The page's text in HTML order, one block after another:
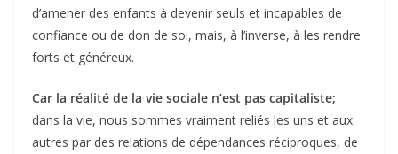
d’amener des enfants à devenir seuls et incapables de
confiance ou de don de soi, mais, à l’inverse, à les rendre
forts et généreux.
Car la réalité de la vie sociale n’est pas capitaliste;
dans la vie, nous sommes vraiment reliés les uns et aux
autres par des relations de dépendances réciproques, de